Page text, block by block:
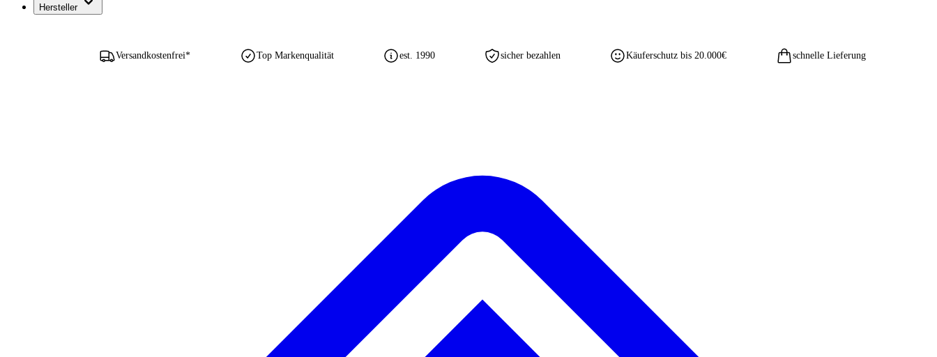
Hersteller
Versandkostenfrei* Top Markenqualität est. 1990 sicher bezahlen Käuferschutz bis 20.000€ schnelle Lieferung